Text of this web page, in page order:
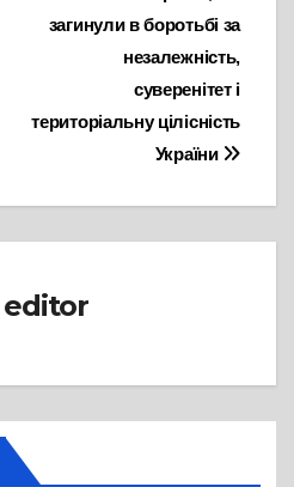
загинули в боротьбі за
незалежність,
суверенітет і
територіальну цілісність
України
editor